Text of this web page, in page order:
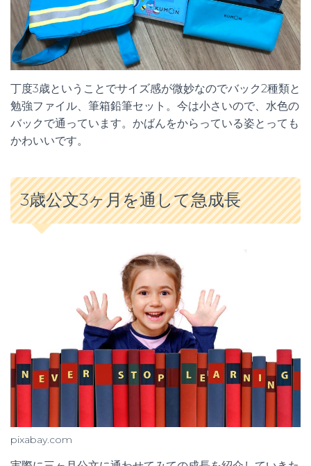
丁度3歳ということでサイズ感が微妙なのでバック2種類と
勉強ファイル、筆箱鉛筆セット。今は小さいので、水色の
バックで通っています。かばんをからっている姿とっても
かわいいです。
3歳公文3ヶ月を通して急成長
pixabay.com